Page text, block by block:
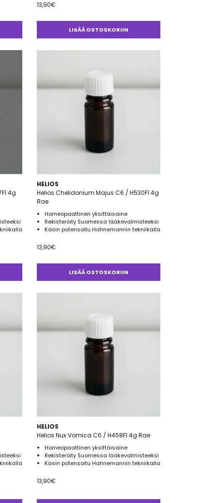
13,90€
LISÄÄ OSTOSKORIIN
4g
HELIOS
Helios Chelidonium Majus C6 / H530FI 4g
Rae
Homeopaattinen yksittäisaine
Rekisteröity Suomessa lääkevalmisteeksi
Käsin potensoitu Hahnemannin tekniikalla
13,90€
LISÄÄ OSTOSKORIIN
HELIOS
Helios Nux Vomica C6 / H458FI 4g Rae
Homeopaattinen yksittäisaine
Rekisteröity Suomessa lääkevalmisteeksi
Käsin potensoitu Hahnemannin tekniikalla
13,90€